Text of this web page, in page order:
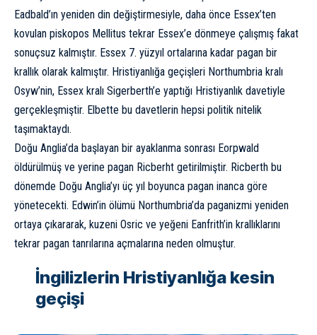
Eadbald’ın yeniden din değiştirmesiyle, daha önce Essex’ten
kovulan piskopos Mellitus tekrar Essex’e dönmeye çalışmış fakat
sonuçsuz kalmıştır. Essex 7. yüzyıl ortalarına kadar pagan bir
krallık olarak kalmıştır. Hristiyanlığa geçişleri Northumbria kralı
Osyw’nin, Essex kralı Sigerberth’e yaptığı Hristiyanlık davetiyle
gerçekleşmiştir. Elbette bu davetlerin hepsi politik nitelik
taşımaktaydı.
Doğu Anglia’da başlayan bir ayaklanma sonrası Eorpwald
öldürülmüş ve yerine pagan Ricberht getirilmiştir. Ricberth bu
dönemde Doğu Anglia’yı üç yıl boyunca pagan inanca göre
yönetecekti. Edwin’in ölümü Northumbria’da paganizmi yeniden
ortaya çıkararak, kuzeni Osric ve yeğeni Eanfrith’in krallıklarını
tekrar pagan tanrılarına açmalarına neden olmuştur.
İngilizlerin Hristiyanlığa kesin
geçişi